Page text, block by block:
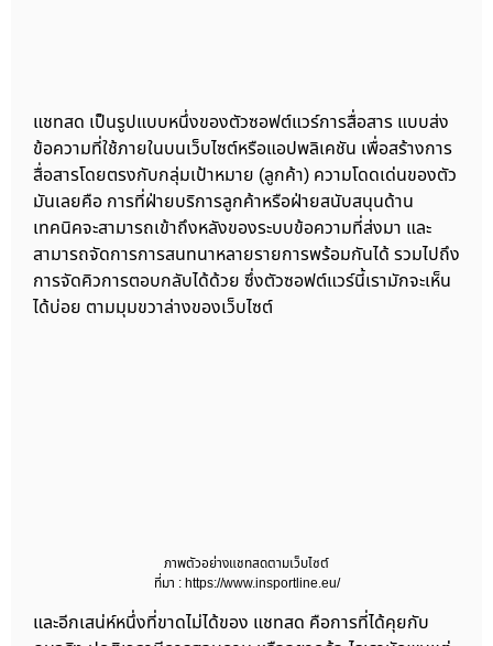
แชทสด เป็นรูปแบบหนึ่งของตัวซอฟต์แวร์การสื่อสาร แบบส่ง
ข้อความที่ใช้ภายในบนเว็บไซต์หรือแอปพลิเคชัน เพื่อสร้างการ
สื่อสารโดยตรงกับกลุ่มเป้าหมาย (ลูกค้า) ความโดดเด่นของตัว
มันเลยคือ การที่ฝ่ายบริการลูกค้าหรือฝ่ายสนับสนุนด้าน
เทคนิคจะสามารถเข้าถึงหลังของระบบข้อความที่ส่งมา และ
สามารถจัดการการสนทนาหลายรายการพร้อมกันได้ รวมไปถึง
การจัดคิวการตอบกลับได้ด้วย ซึ่งตัวซอฟต์แวร์นี้เรามักจะเห็น
ได้บ่อย ตามมุมขวาล่างของเว็บไซต์
ภาพตัวอย่างแชทสดตามเว็บไซต์
ที่มา : https://www.insportline.eu/
และอีกเสน่ห์หนึ่งที่ขาดไม่ได้ของ แชทสด คือการที่ได้คุยกับ